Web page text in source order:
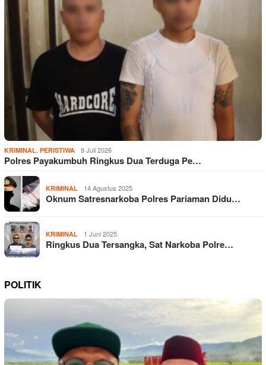
KRIMINAL, PERISTIWA 9 Juli 2026
Polres Payakumbuh Ringkus Dua Terduga Pe…
KRIMINAL 14 Agustus 2025
Oknum Satresnarkoba Polres Pariaman Didu…
KRIMINAL 1 Juni 2025
Ringkus Dua Tersangka, Sat Narkoba Polre…
POLITIK